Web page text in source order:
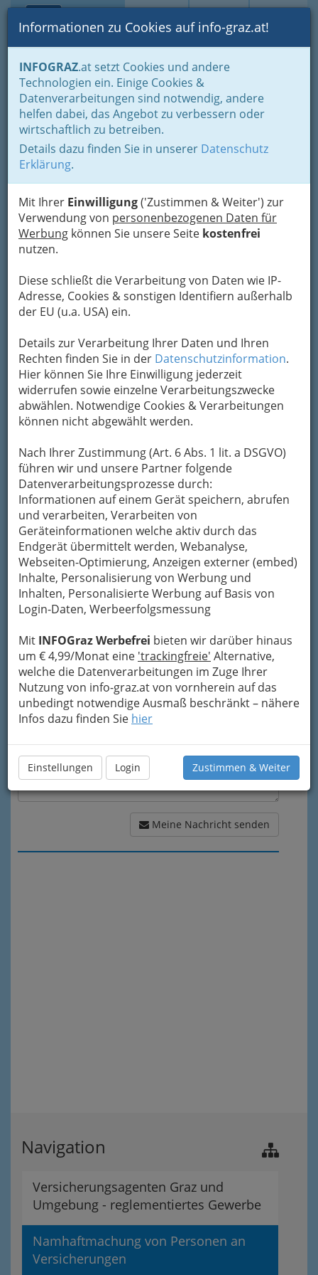
Suche Login Toggle
Informationen zu Cookies auf info-graz.at!
INFOGRAZ.at setzt Cookies und andere
Technologien ein. Einige Cookies &
Datenverarbeitungen sind notwendig, andere
helfen dabei, das Angebot zu verbessern oder
wirtschaftlich zu betreiben.
Details dazu finden Sie in unserer Datenschutz
Erklärung.
Mit Ihrer Einwilligung('Zustimmen & Weiter') zur
Verwendung von personenbezogenen Daten für
Werbung können Sie unsere Seite kostenfrei
nutzen.
Diese schließt die Verarbeitung von Daten wie IP-
Adresse, Cookies & sonstigen Identifiern außerhalb
der EU (u.a. USA) ein.
Details zur Verarbeitung Ihrer Daten und Ihren
Rechten finden Sie in der Datenschutzinformation.
Hier können Sie Ihre Einwilligung jederzeit
widerrufen sowie einzelne Verarbeitungszwecke
abwählen. Notwendige Cookies & Verarbeitungen
können nicht abgewählt werden.
Nach Ihrer Zustimmung (Art. 6 Abs. 1 lit. a DSGVO)
führen wir und unsere Partner folgende
Datenverarbeitungsprozesse durch:
Informationen auf einem Gerät speichern, abrufen
und verarbeiten, Verarbeiten von
Geräteinformationen welche aktiv durch das
Endgerät übermittelt werden, Webanalyse,
Webseiten-Optimierung, Anzeigen externer (embed)
Inhalte, Personalisierung von Werbung und
Inhalten, Personalisierte Werbung auf Basis von
Login-Daten, Werbeerfolgsmessung
Mit INFOGraz Werbefrei bieten wir darüber hinaus
um € 4,99/Monat eine 'trackingfreie' Alternative,
welche die Datenverarbeitungen im Zuge Ihrer
Nutzung von info-graz.at von vornherein auf das
unbedingt notwendige Ausmaß beschränkt – nähere
Infos dazu finden Sie hier
Einstellungen Login Zustimmen & Weiter
Home Branchen
Einkaufen & Schenken - der Handel
Der Handel nach WKO-Gliederung
Versicherungsagent Graz und Umgebung - Versicherungsagentin
Namhaftmachung von Personen an Versicherungen
DI Mag. Ingo Lasserus
Brandhofgasse 24, 8010 Graz
+43 316 384 646
+43 316 384 6466
Karte
Adresse mit Google Maps anschauen
Kontaktaufnahme
Um die Info-Graz Firmenvor Spam-Mails zu
bewahren, verwenden wir an dieser Stelle zur
Übermittlung Ihrer Nachricht ein sicheres
Formular. Ihre Nachricht wird nach dem
Unternehmen DI Mag. Ingo Lasserus
weitergeleitet.
Mein Name
Meine Email Adresse
Mein Betreff
Meine Nachricht
Meine Nachricht senden
Navigation
Versicherungsagenten Graz und
Umgebung - reglementiertes Gewerbe
Namhaftmachung von Personen an
Versicherungen